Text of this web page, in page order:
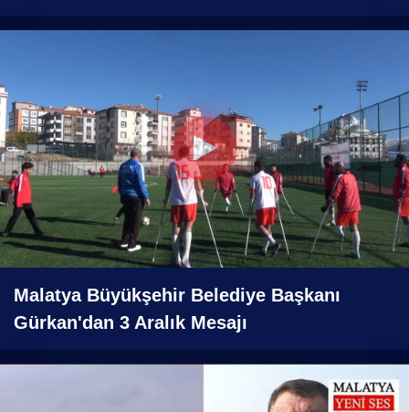
Malatya Büyükşehir Belediye Başkanı
Gürkan'dan 3 Aralık Mesajı